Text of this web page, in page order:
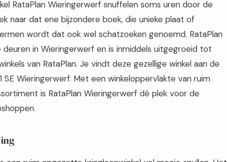
RataPlan Wieringerwerf snuffelen soms uren door de
naar dat ene bijzondere boek, die unieke plaat of
wordt dat ook wel schatzoeken genoemd. RataPlan
deuren in Wieringerwerf en is inmiddels uitgegroeid tot
van RataPlan. Je vindt deze gezellige winkel aan de
SE Wieringerwerf. Met een winkeloppervlakte van ruim
is RataPlan Wieringerwerf dé plek voor de